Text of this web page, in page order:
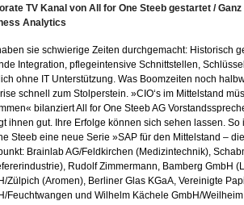
TV Kanal von All for One Steeb gestartet /
Analytics
sie schwierige Zeiten durchgemacht: Historisch
Integration, pflegeintensive Schnittstellen,
ohne IT Unterstützung. Was Boomzeiten noch
schnell zum Stolperstein. »CIO‘s im Mittelstand
bilanziert All for One Steeb AG
ihnen gut. Ihre Erfolge können sich sehen lassen. So
Steeb eine neue Serie »SAP für den Mittelstand –
Brainlab AG/Feldkirchen (Medizintechnik),
Rudolf Zimmermann, Bamberg GmbH
Zülpich (Aromen), Berliner Glas KGaA, Vereinigte
Feuchtwangen und Wilhelm Kächele GmbH/